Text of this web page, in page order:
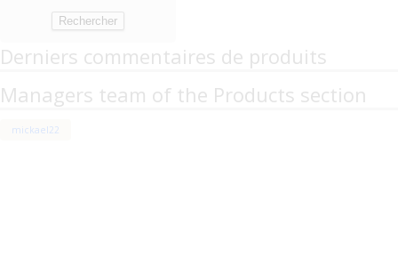
Derniers commentaires de produits
Managers team of the Products section
mickael22